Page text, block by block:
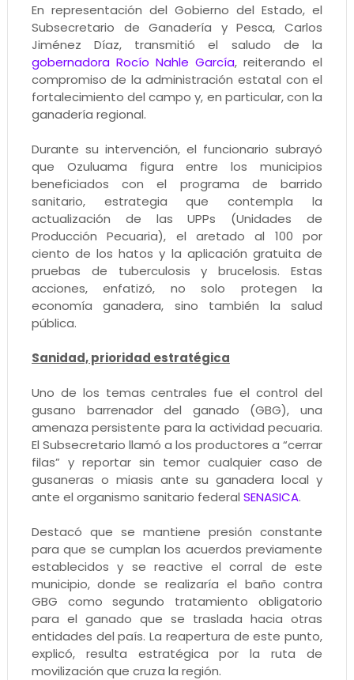
En representación del Gobierno del Estado, el
Subsecretario de Ganadería y Pesca, Carlos
Jiménez Díaz, transmitió el saludo de la
gobernadora Rocío Nahle García, reiterando el
compromiso de la administración estatal con el
fortalecimiento del campo y, en particular, con la
ganadería regional.
Durante su intervención, el funcionario subrayó
que Ozuluama figura entre los municipios
beneficiados con el programa de barrido
sanitario, estrategia que contempla la
actualización de las UPPs (Unidades de
Producción Pecuaria), el aretado al 100 por
ciento de los hatos y la aplicación gratuita de
pruebas de tuberculosis y brucelosis. Estas
acciones, enfatizó, no solo protegen la
economía ganadera, sino también la salud
pública.
Sanidad, prioridad estratégica
Uno de los temas centrales fue el control del
gusano barrenador del ganado (GBG), una
amenaza persistente para la actividad pecuaria.
El Subsecretario llamó a los productores a “cerrar
filas” y reportar sin temor cualquier caso de
gusaneras o miasis ante su ganadera local y
ante el organismo sanitario federal SENASICA.
Destacó que se mantiene presión constante
para que se cumplan los acuerdos previamente
establecidos y se reactive el corral de este
municipio, donde se realizaría el baño contra
GBG como segundo tratamiento obligatorio
para el ganado que se traslada hacia otras
entidades del país. La reapertura de este punto,
explicó, resulta estratégica por la ruta de
movilización que cruza la región.